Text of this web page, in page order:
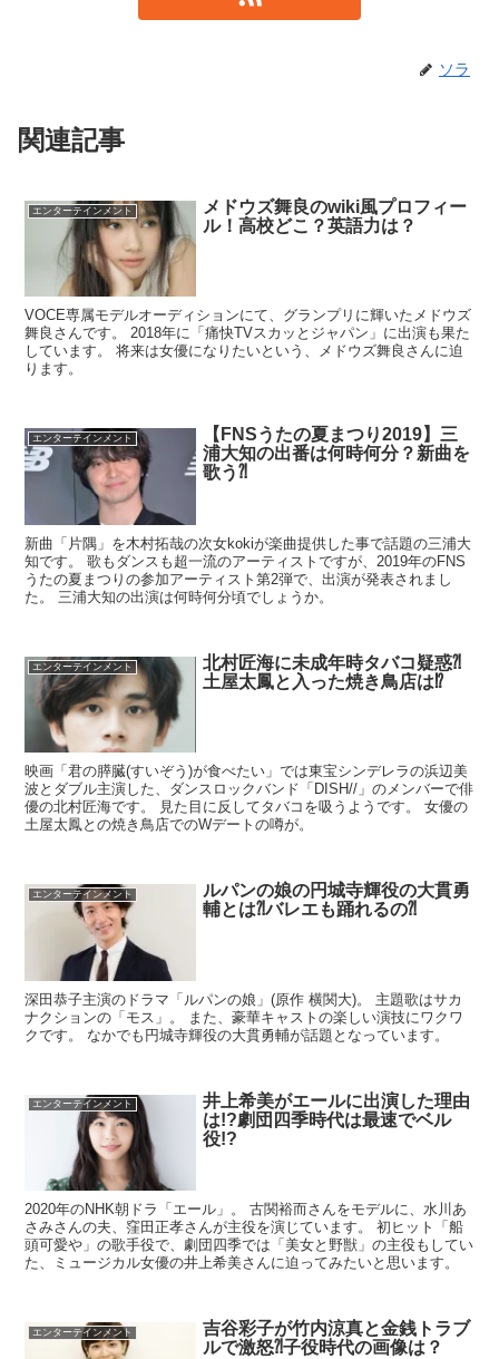
ソラ
関連記事
エンターテインメント
メドウズ舞良のwiki風プロフィー
ル！高校どこ？英語力は？
VOCE専属モデルオーディションにて、グランプリに輝いたメドウズ
舞良さんです。 2018年に「痛快TVスカッとジャパン」に出演も果た
しています。 将来は女優になりたいという、メドウズ舞良さんに迫
ります。
エンターテインメント
【FNSうたの夏まつり2019】三
浦大知の出番は何時何分？新曲を
歌う⁈
新曲「片隅」を木村拓哉の次女kokiが楽曲提供した事で話題の三浦大
知です。 歌もダンスも超一流のアーティストですが、2019年のFNS
うたの夏まつりの参加アーティスト第2弾で、出演が発表されまし
た。 三浦大知の出演は何時何分頃でしょうか。
エンターテインメント
北村匠海に未成年時タバコ疑惑⁈
土屋太鳳と入った焼き鳥店は⁉︎
映画「君の膵臓(すいぞう)が食べたい」では東宝シンデレラの浜辺美
波とダブル主演した、ダンスロックバンド「DISH//」のメンバーで俳
優の北村匠海です。 見た目に反してタバコを吸うようです。 女優の
土屋太鳳との焼き鳥店でのWデートの噂が。
エンターテインメント
ルパンの娘の円城寺輝役の大貫勇
輔とは⁈バレエも踊れるの⁈
深田恭子主演のドラマ「ルパンの娘」(原作 横関大)。 主題歌はサカ
ナクションの「モス」。 また、豪華キャストの楽しい演技にワクワ
クです。 なかでも円城寺輝役の大貫勇輔が話題となっています。
エンターテインメント
井上希美がエールに出演した理由
は!?劇団四季時代は最速でベル
役!?
2020年のNHK朝ドラ「エール」。 古関裕而さんをモデルに、水川あ
さみさんの夫、窪田正孝さんが主役を演じています。 初ヒット「船
頭可愛や」の歌手役で、劇団四季では「美女と野獣」の主役もしてい
た、ミュージカル女優の井上希美さんに迫ってみたいと思います。
エンターテインメント
吉谷彩子が竹内涼真と金銭トラブ
ルで激怒⁈子役時代の画像は？